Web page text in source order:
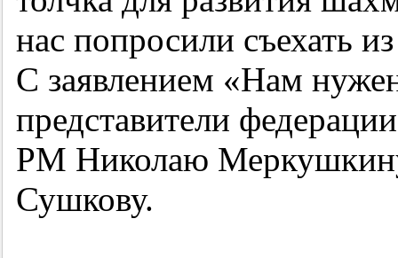
нас попросили съехать
С заявлением «Нам
представители
РМ Николаю
Сушкову.